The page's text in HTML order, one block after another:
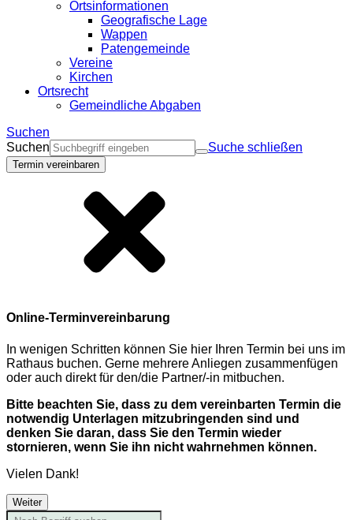
Ortsinformationen
Geografische Lage
Wappen
Patengemeinde
Vereine
Kirchen
Ortsrecht
Gemeindliche Abgaben
Suchen
Suchen
Suche schließen
Termin vereinbaren
Online-Terminvereinbarung
In wenigen Schritten können Sie hier Ihren Termin bei uns im
Rathaus buchen. Gerne mehrere Anliegen zusammenfügen
oder auch direkt für den/die Partner/-in mitbuchen.
Bitte beachten Sie, dass zu dem vereinbarten Termin die
notwendig Unterlagen mitzubringenden sind und
denken Sie daran, dass Sie den Termin wieder
stornieren, wenn Sie ihn nicht wahrnehmen können.
Vielen Dank!
Weiter